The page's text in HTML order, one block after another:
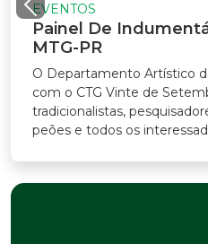
De Indumentária
PR
Artístico do MTG-
o CTG Vinte de Setembro,
pesquisadores,
e todos os interessados na